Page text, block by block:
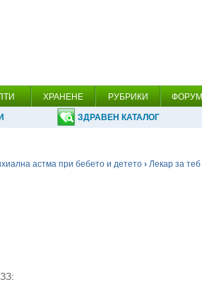
ХРАНЕНЕ РУБРИКИ ФОРУМ
ЗДРАВЕН КАТАЛОГ
астма при бебето и детето › Лекар за теб